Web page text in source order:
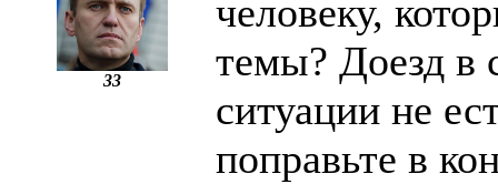
33
человеку,
темы? Доезд в
ситуации не
поправьте в